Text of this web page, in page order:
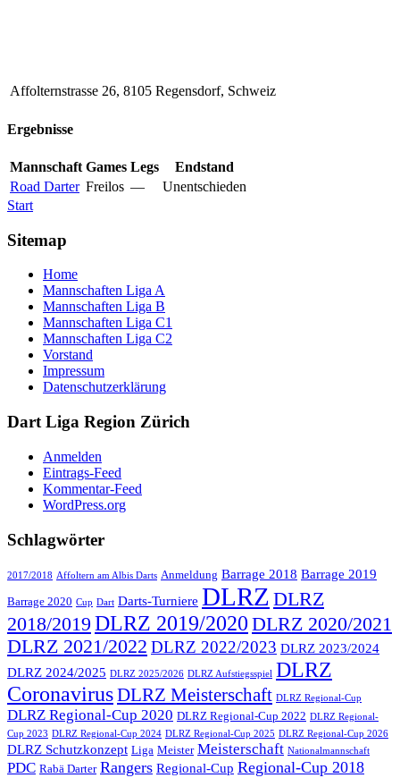
Affolternstrasse 26, 8105 Regensdorf, Schweiz
Ergebnisse
Mannschaft Games Legs
Endstand
Road Darter Freilos —
Unentschieden
Start
Sitemap
Home
Mannschaften Liga A
Mannschaften Liga B
Mannschaften Liga C1
Mannschaften Liga C2
Vorstand
Impressum
Datenschutzerklärung
Dart Liga Region Zürich
Anmelden
Eintrags-Feed
Kommentar-Feed
WordPress.org
Schlagwörter
2017/2018 Affoltern am Albis Darts Anmeldung Barrage 2018 Barrage 2019
Barrage 2020 Cup Dart Darts-Turniere DLRZ DLRZ
2018/2019 DLRZ 2019/2020 DLRZ 2020/2021
DLRZ 2021/2022 DLRZ 2022/2023 DLRZ 2023/2024
DLRZ 2024/2025 DLRZ 2025/2026 DLRZ Aufstiegsspiel DLRZ
CoronavirusDLRZ Meisterschaft DLRZ Regional-Cup
DLRZ Regional-Cup 2020 DLRZ Regional-Cup 2022 DLRZ Regional-
Cup 2023 DLRZ Regional-Cup 2024 DLRZ Regional-Cup 2025 DLRZ Regional-Cup 2026
DLRZ Schutzkonzept Liga Meister Meisterschaft Nationalmannschaft
PDC Rabä Darter Rangers Regional-Cup Regional-Cup 2018